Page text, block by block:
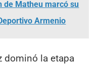
de Matheu marcó su
Armenio
dominó la etapa